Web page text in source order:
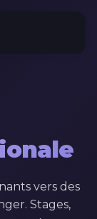
vers des
Stages,